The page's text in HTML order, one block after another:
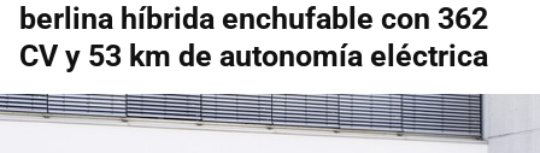
berlina híbrida enchufable con 362
CV y 53 km de autonomía eléctrica